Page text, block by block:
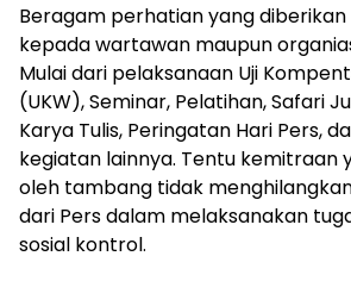
Beragam perhatian yang
kepada wartawan maupun
Mulai dari pelaksanaan Uji
(UKW), Seminar, Pelatihan, Safari
Karya Tulis, Peringatan Hari Pers,
kegiatan lainnya. Tentu kemitraan
oleh tambang tidak
dari Pers dalam melaksanakan
sosial kontrol.